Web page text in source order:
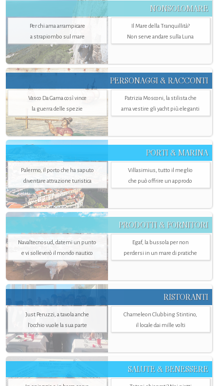
NONSOLOMARE
Per chi ama arrampicare
a strapiombo sul mare
Il Mare della Tranquillità?
Non serve andare sulla Luna
PERSONAGGI & RACCONTI
Vasco Da Gama così vince
la guerra delle spezie
Patrizia Mosconi, la stilista che
ama vestire gli yacht più eleganti
PORTI & MARINA
Palermo, il porto che ha saputo
diventare attrazione turistica
Villasimius, tutto il meglio
che può offrire un approdo
PRODOTTI & FORNITORI
Navaltecnosud, datemi un punto
e vi solleverò il mondo nautico
Egaf, la bussola per non
perdersi in un mare di pratiche
RISTORANTI
Just Peruzzi, a tavola anche
l’occhio vuole la sua parte
Chameleon Clubbing Stintino,
il locale dai mille volti
SALUTE & BENESSERE